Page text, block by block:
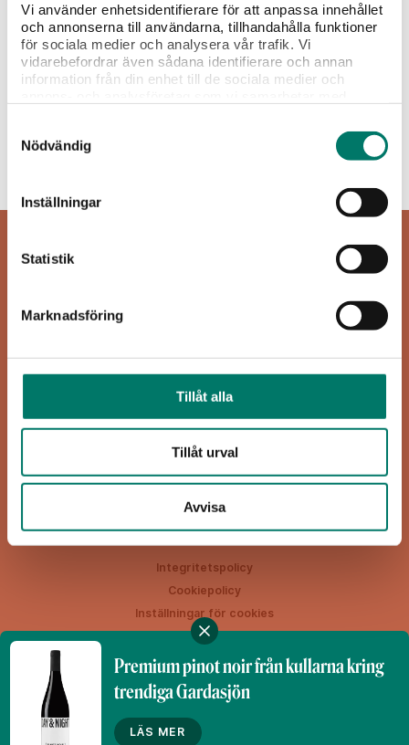
Vi använder enhetsidentifierare för att anpassa innehållet
och annonserna till användarna, tillhandahålla funktioner
för sociala medier och analysera vår trafik. Vi
vidarebefordrar även sådana identifierare och annan
information från din enhet till de sociala medier och
information som du har tillhandahållit eller som de har
samlat in när du har använt deras tjänster.
Nödvändig
Inställningar
Statistik
Marknadsföring
Tillåt alla
Tillåt urval
Avvisa
Grillat Sallader Pasta Pizza
Fisk &
Mousserande vin
Blasieholmsgatan 4A
viva@vivavinomat.se
HEM RECEPT VIN INSPIRATION
Integritetspolicy
Cookiepolicy
Inställningar för cookies
Denna webbplats drivs av Vinklubben i Norden AB
© 2026 vivavinomat.se
Premium pinot noir från kullarna kring
trendiga Gardasjön
LÄS MER